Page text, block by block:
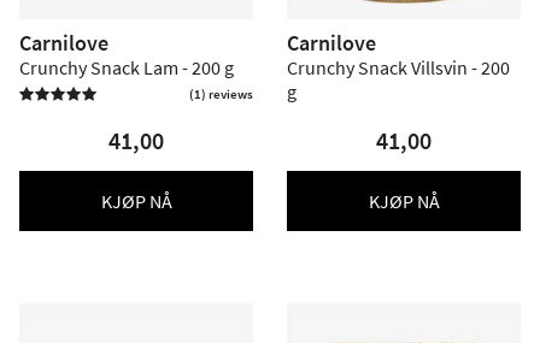
Carnilove
Crunchy Snack Lam - 200 g
 (1) reviews
41,00
KJØP NÅ
Carnilove
Crunchy Snack Villsvin - 200
g
41,00
KJØP NÅ